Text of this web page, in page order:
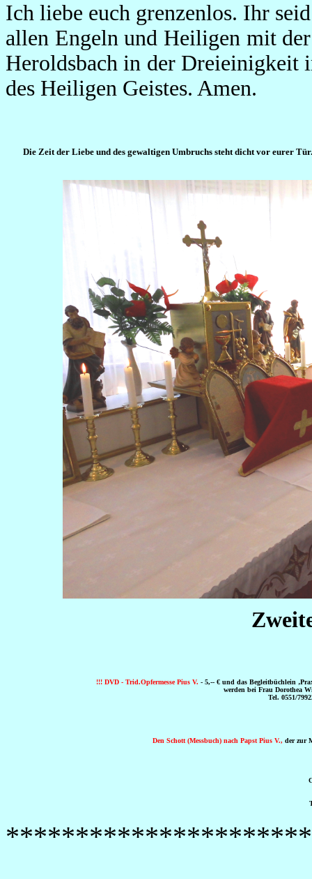
Ich liebe euch grenzenlos. Ihr
allen Engeln und Heiligen mit
Heroldsbach in der Dreieinigkeit
des Heiligen Geistes. Amen.
Die Zeit der Liebe und des gewaltigen Umbruchs steht dicht vor eurer
!!! DVD - Trid.Opfermesse Pius V. - 5,-- € und das Begleitbüchlein
werden bei Frau Dorothea
Tel. 0551/
Den Schott (Messbuch) nach Papst Pius V., der zur